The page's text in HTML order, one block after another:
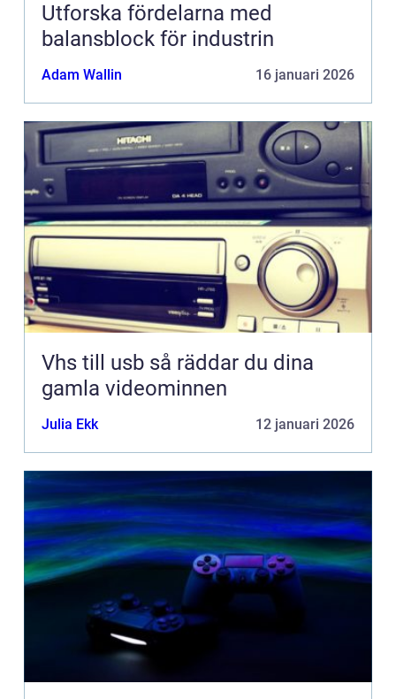
Utforska fördelarna med
balansblock för industrin
Adam Wallin 16 januari 2026
Vhs till usb så räddar du dina
gamla videominnen
Julia Ekk 12 januari 2026